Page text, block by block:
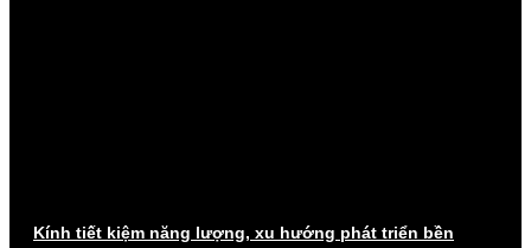
Kính tiết kiệm năng lượng, xu hướng phát triển bền